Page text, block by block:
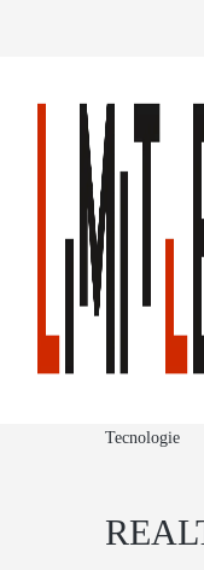
Tecnologie